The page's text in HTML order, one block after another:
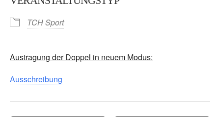
TCH Sport
Austragung der Doppel in neuem Modus:
Ausschreibung